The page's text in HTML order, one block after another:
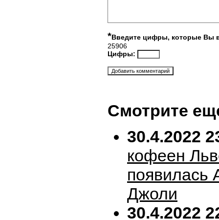
*Введите цифры, которые Вы
25906
Цифры:
Смотрите
30.4.2022
кофеен
появилась
Джоли
30.4.2022